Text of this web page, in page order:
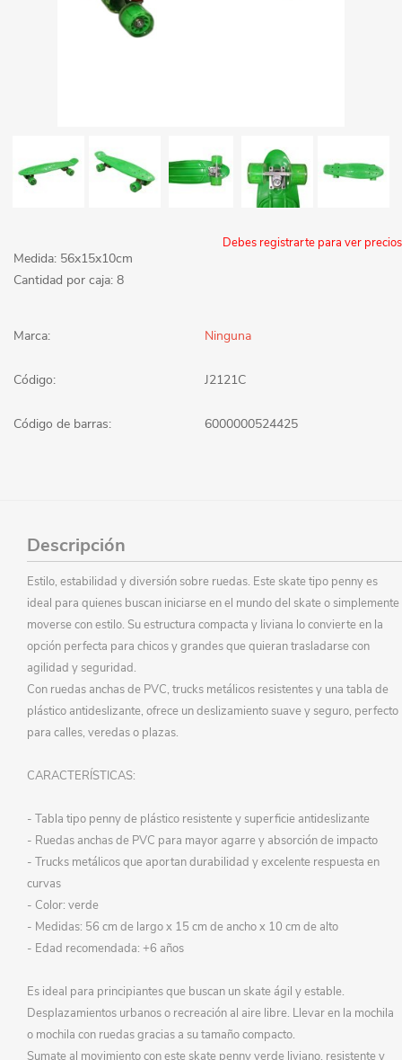
Debes registrarte para ver precios
Medida: 56x15x10cm
Cantidad por caja: 8
Marca: Ninguna
Código: J2121C
Código de barras: 6000000524425
Descripción
Estilo, estabilidad y diversión sobre ruedas. Este skate tipo penny es
ideal para quienes buscan iniciarse en el mundo del skate o simplemente
moverse con estilo. Su estructura compacta y liviana lo convierte en la
opción perfecta para chicos y grandes que quieran trasladarse con
agilidad y seguridad.
Con ruedas anchas de PVC, trucks metálicos resistentes y una tabla de
plástico antideslizante, ofrece un deslizamiento suave y seguro, perfecto
para calles, veredas o plazas.
CARACTERÍSTICAS:
- Tabla tipo penny de plástico resistente y superficie antideslizante
- Ruedas anchas de PVC para mayor agarre y absorción de impacto
- Trucks metálicos que aportan durabilidad y excelente respuesta en
curvas
- Color: verde
- Medidas: 56 cm de largo x 15 cm de ancho x 10 cm de alto
- Edad recomendada: +6 años
Es ideal para principiantes que buscan un skate ágil y estable.
Desplazamientos urbanos o recreación al aire libre. Llevar en la mochila
o mochila con ruedas gracias a su tamaño compacto.
Sumate al movimiento con este skate penny verde liviano, resistente y